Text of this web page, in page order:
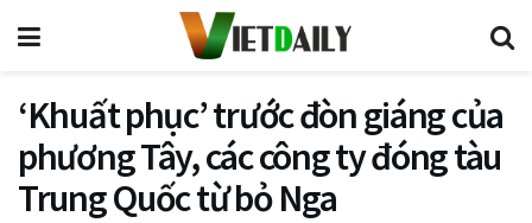
‘Khuất phục’ trước đòn giáng của
phương Tây, các công ty đóng tàu
Trung Quốc từ bỏ Nga